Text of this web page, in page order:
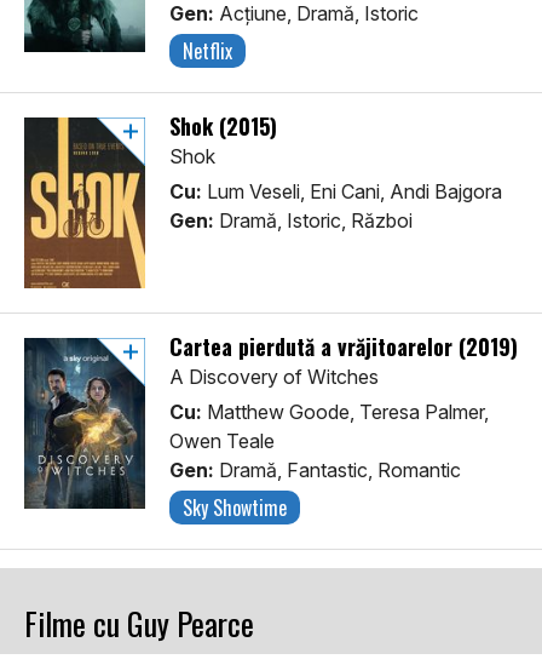
Gen: Acţiune, Dramă, Istoric
Netflix
Shok (2015)
Shok
Cu: Lum Veseli, Eni Cani, Andi Bajgora
Gen: Dramă, Istoric, Război
Cartea pierdută a vrăjitoarelor (2019)
A Discovery of Witches
Cu: Matthew Goode, Teresa Palmer,
Owen Teale
Gen: Dramă, Fantastic, Romantic
Sky Showtime
Filme cu Guy Pearce